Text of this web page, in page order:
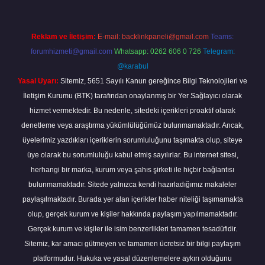
Reklam ve İletişim: E-mail: backlinkpaneli@gmail.com Teams:
forumhizmeti@gmail.com Whatsapp: 0262 606 0 726 Telegram:
@karabul
Yasal Uyarı: Sitemiz, 5651 Sayılı Kanun gereğince Bilgi Teknolojileri ve
İletişim Kurumu (BTK) tarafından onaylanmış bir Yer Sağlayıcı olarak
hizmet vermektedir. Bu nedenle, sitedeki içerikleri proaktif olarak
denetleme veya araştırma yükümlülüğümüz bulunmamaktadır. Ancak,
üyelerimiz yazdıkları içeriklerin sorumluluğunu taşımakta olup, siteye
üye olarak bu sorumluluğu kabul etmiş sayılırlar. Bu internet sitesi,
herhangi bir marka, kurum veya şahıs şirketi ile hiçbir bağlantısı
bulunmamaktadır. Sitede yalnızca kendi hazırladığımız makaleler
paylaşılmaktadır. Burada yer alan içerikler haber niteliği taşımamakta
olup, gerçek kurum ve kişiler hakkında paylaşım yapılmamaktadır.
Gerçek kurum ve kişiler ile isim benzerlikleri tamamen tesadüfidir.
Sitemiz, kar amacı gütmeyen ve tamamen ücretsiz bir bilgi paylaşım
platformudur. Hukuka ve yasal düzenlemelere aykırı olduğunu